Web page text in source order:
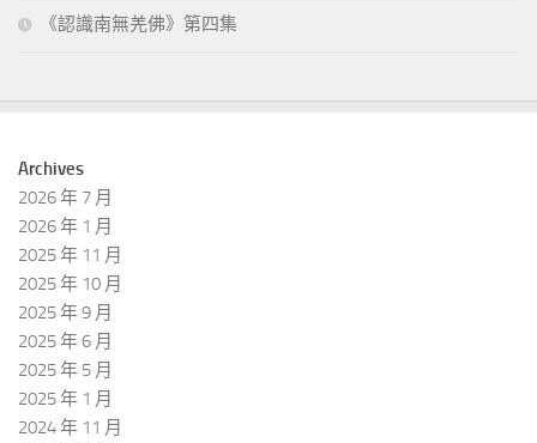
《認識南無羌佛》第四集
Archives
2026 年 7 月
2026 年 1 月
2025 年 11 月
2025 年 10 月
2025 年 9 月
2025 年 6 月
2025 年 5 月
2025 年 1 月
2024 年 11 月